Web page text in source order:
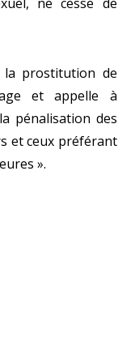
la prostitution de
et appelle à
pénalisation des
et ceux préférant
».